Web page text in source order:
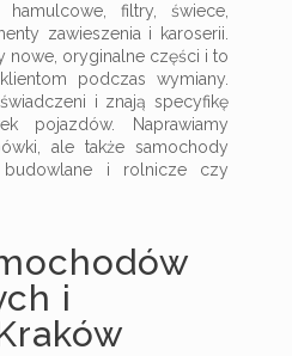
hamulcowe, filtry, świece,
zawieszenia i karoserii.
nowe, oryginalne części i to
podczas wymiany.
i znają specyfikę
pojazdów. Naprawiamy
ale także samochody
budowlane i rolnicze czy
i